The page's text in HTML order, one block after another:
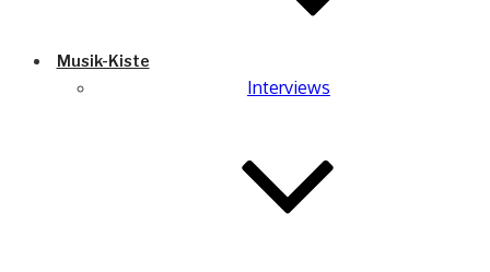
Musik-Kiste
Interviews